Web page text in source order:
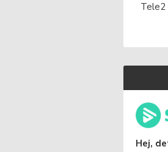
Tele2
Hej,